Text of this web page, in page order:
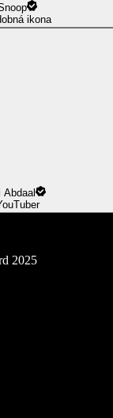
ikona
Abdaal
2025